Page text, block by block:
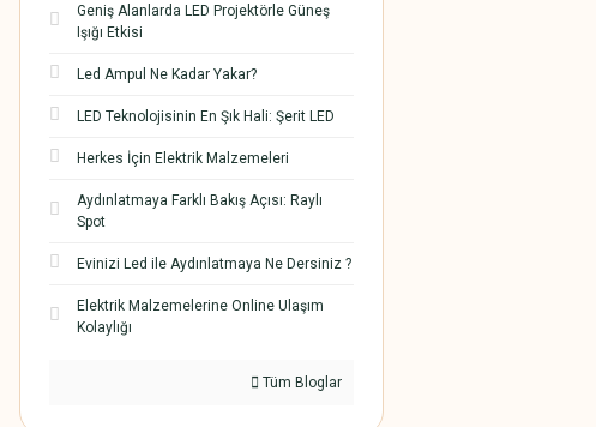
Geniş Alanlarda LED Projektörle Güneş
Işığı Etkisi
Led Ampul Ne Kadar Yakar?
LED Teknolojisinin En Şık Hali: Şerit LED
Herkes İçin Elektrik Malzemeleri
Aydınlatmaya Farklı Bakış Açısı: Raylı
Spot
Evinizi Led ile Aydınlatmaya Ne Dersiniz ?
Elektrik Malzemelerine Online Ulaşım
Kolaylığı
Tüm Bloglar